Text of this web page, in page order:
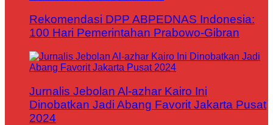
Rekomendasi DPP ABPEDNAS Indonesia:
100 Hari Pemerintahan Prabowo-Gibran
Jurnalis Jebolan Al-azhar Kairo Ini
Dinobatkan Jadi Abang Favorit Jakarta Pusat
2024